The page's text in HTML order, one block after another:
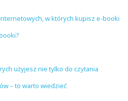
w których kupisz e-booki
użyjesz nie tylko do czytania
– to warto wiedzieć